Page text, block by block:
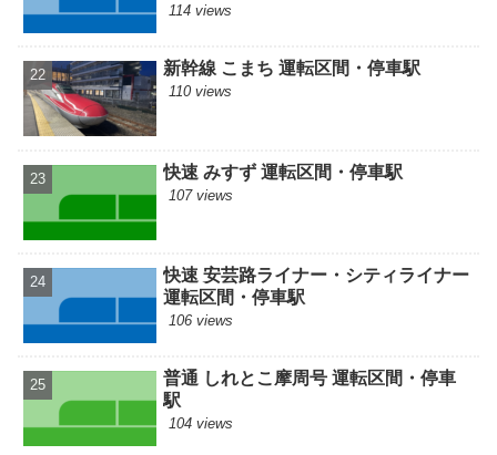
114 views
新幹線 こまち 運転区間・停車駅
110 views
快速 みすず 運転区間・停車駅
107 views
快速 安芸路ライナー・シティライナー
運転区間・停車駅
106 views
普通 しれとこ摩周号 運転区間・停車
駅
104 views